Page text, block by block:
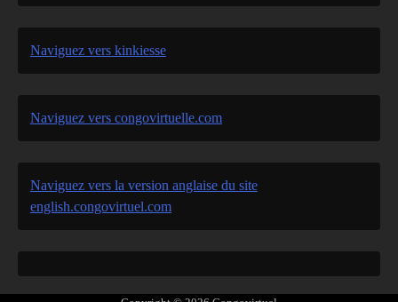
Naviguez vers kinkiesse
Naviguez vers congovirtuelle.com
Naviguez vers la version anglaise du site
english.congovirtuel.com